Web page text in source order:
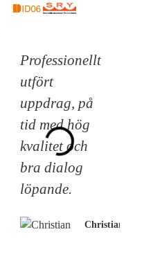
Professionellt
utfört
uppdrag, på
tid med hög
kvalitet och
bra dialog
löpande.
Christian